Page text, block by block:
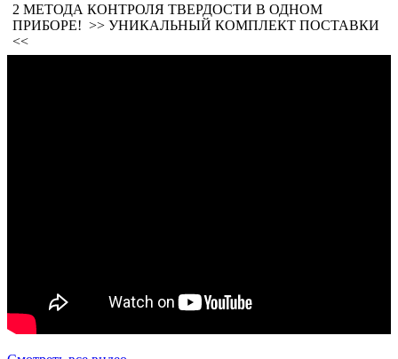
2 МЕТОДА КОНТРОЛЯ ТВЕРДОСТИ В ОДНОМ
ПРИБОРЕ! >> УНИКАЛЬНЫЙ КОМПЛЕКТ ПОСТАВКИ
<<